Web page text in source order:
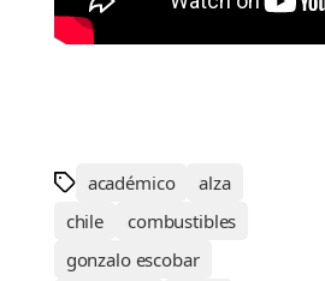
académico
alza
chile
combustibles
gonzalo escobar